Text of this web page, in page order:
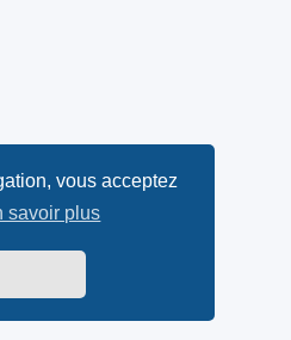
vous acceptez
savoir plus